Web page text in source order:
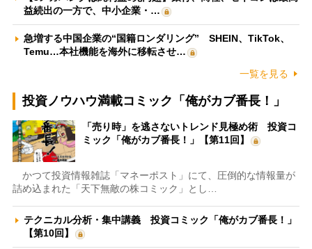
益続出の一方で、中小企業・…
急増する中国企業の“国籍ロンダリング” SHEIN、TikTok、
Temu…本社機能を海外に移転させ…
一覧を見る
投資ノウハウ満載コミック「俺がカブ番長！」
「売り時」を逃さないトレンド見極め術 投資コ
ミック「俺がカブ番長！」【第11回】
かつて投資情報雑誌「マネーポスト」にて、圧倒的な情報量が
詰め込まれた「天下無敵の株コミック」とし…
テクニカル分析・集中講義 投資コミック「俺がカブ番長！」
【第10回】